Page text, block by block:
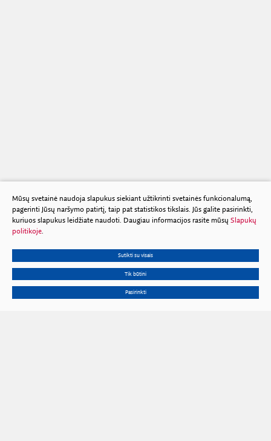
Mūsų svetainė naudoja slapukus siekiant užtikrinti svetainės funkcionalumą,
pagerinti Jūsų naršymo patirtį, taip pat statistikos tikslais. Jūs galite pasirinkti,
kuriuos slapukus leidžiate naudoti. Daugiau informacijos rasite mūsų Slapukų
politikoje.
Sutikti su visais
Tik būtini
Pasirinkti